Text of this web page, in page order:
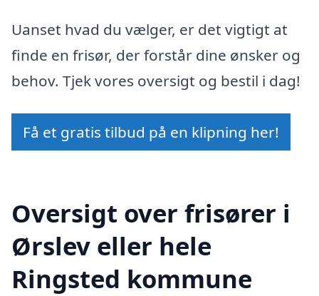
Uanset hvad du vælger, er det vigtigt at
finde en frisør, der forstår dine ønsker og
behov. Tjek vores oversigt og bestil i dag!
Få et gratis tilbud på en klipning her!
Oversigt over frisører i
Ørslev eller hele
Ringsted kommune